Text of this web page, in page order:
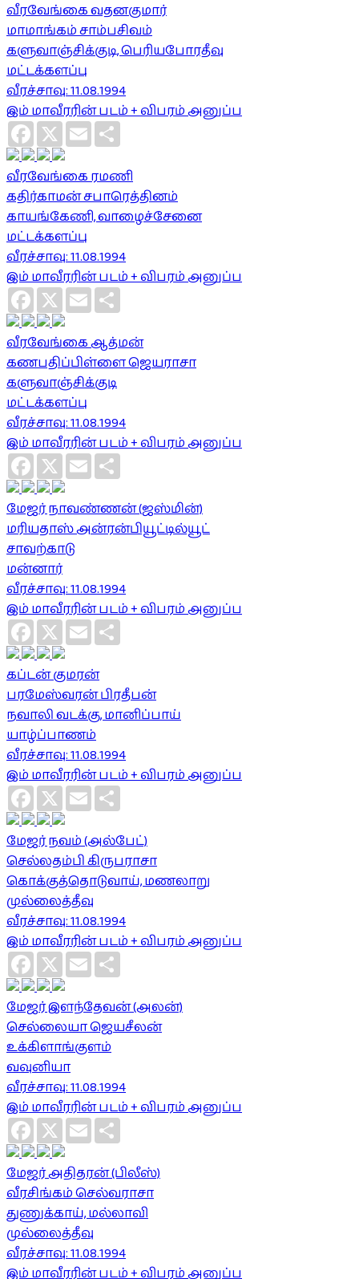
வீரவேங்கை வதனகுமார்
மாமாங்கம் சாம்பசிவம்
களுவாஞ்சிக்குடி, பெரியபோரதீவு
மட்டக்களப்பு
வீரச்சாவு: 11.08.1994
இம் மாவீரரின் படம் + விபரம் அனுப்ப
Facebook
X Email
வீரவேங்கை ரமணி
கதிர்காமன் சபாரெத்தினம்
காயங்கேணி, வாழைச்சேனை
மட்டக்களப்பு
வீரச்சாவு: 11.08.1994
இம் மாவீரரின் படம் + விபரம் அனுப்ப
Facebook
X Email
வீரவேங்கை ஆத்மன்
கணபதிப்பிள்ளை ஜெயராசா
களுவாஞ்சிக்குடி
மட்டக்களப்பு
வீரச்சாவு: 11.08.1994
இம் மாவீரரின் படம் + விபரம் அனுப்ப
Facebook
X Email
மேஜர் நாவண்ணன் (ஜஸ்மின்)
மரியதாஸ் அன்ரன்பியூட்டில்யூட்
சாவற்காடு
மன்னார்
வீரச்சாவு: 11.08.1994
இம் மாவீரரின் படம் + விபரம் அனுப்ப
Facebook
X Email
கப்டன் குமரன்
பரமேஸ்வரன் பிரதீபன்
நவாலி வடக்கு, மானிப்பாய்
யாழ்ப்பாணம்
வீரச்சாவு: 11.08.1994
இம் மாவீரரின் படம் + விபரம் அனுப்ப
Facebook
X Email
மேஜர் நவம் (அல்பேட்)
செல்லதம்பி கிருபராசா
கொக்குத்தொடுவாய், மணலாறு
முல்லைத்தீவு
வீரச்சாவு: 11.08.1994
இம் மாவீரரின் படம் + விபரம் அனுப்ப
Facebook
X Email
மேஜர் இளந்தேவன் (அலன்)
செல்லையா ஜெயசீலன்
உக்கிளாங்குளம்
வவுனியா
வீரச்சாவு: 11.08.1994
இம் மாவீரரின் படம் + விபரம் அனுப்ப
Facebook
X Email
மேஜர் அதிதரன் (பிலீஸ்)
வீரசிங்கம் செல்வராசா
துணுக்காய், மல்லாவி
முல்லைத்தீவு
வீரச்சாவு: 11.08.1994
இம் மாவீரரின் படம் + விபரம் அனுப்ப